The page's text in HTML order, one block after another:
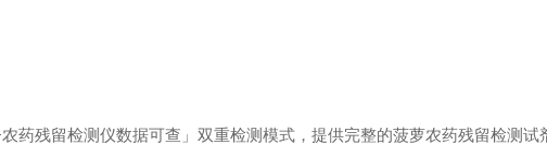
残留检测仪数据可查」双重检测模式，提供完整的菠萝农药残留检测试